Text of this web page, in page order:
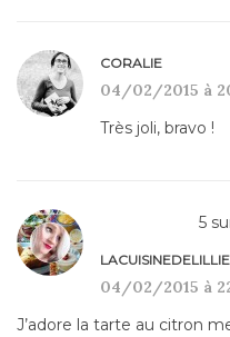
CORALIE
04/02/2015 à
Très joli, bravo !
5
LACUISINEDELILLIE
04/02/2015 à
J’adore la tarte au citron